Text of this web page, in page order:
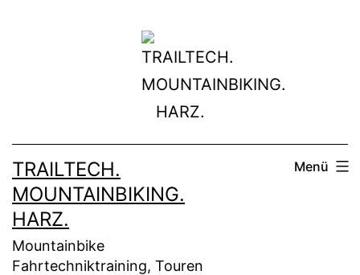
TRAILTECH.
MOUNTAINBIKING.
HARZ.
Mountainbike
Fahrtechniktraining, Touren
Menü